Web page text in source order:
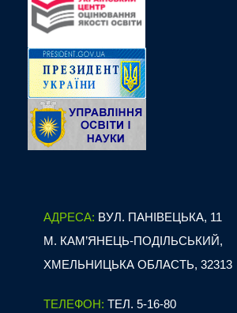
АДРЕСА: ВУЛ. ПАНІВЕЦЬКА, 11
М. КАМ’ЯНЕЦЬ-ПОДІЛЬСЬКИЙ,
ХМЕЛЬНИЦЬКА ОБЛАСТЬ, 32313
ТЕЛЕФОН: ТЕЛ. 5-16-80